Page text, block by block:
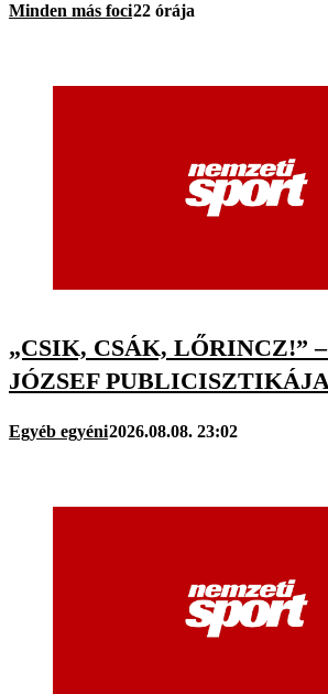
Minden más foci22 órája
„CSIK, CSÁK, LŐRINCZ!”
JÓZSEF
Egyéb egyéni2026.08.08. 23:02